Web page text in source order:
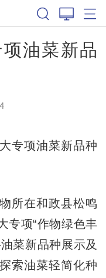
油菜新品
项油菜新品种
在和政县松鸣
专项“作物绿色丰
菜新品种展示及
索油菜轻简化种